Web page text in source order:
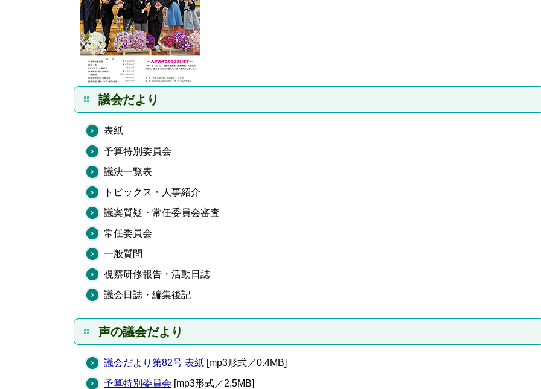
議会だより
表紙
予算特別委員会
議決一覧表
トピックス・人事紹介
議案質疑・常任委員会審査
常任委員会
一般質問
視察研修報告・活動日誌
議会日誌・編集後記
声の議会だより
議会だより第82号 表紙 [mp3形式／0.4MB]
予算特別委員会 [mp3形式／2.5MB]